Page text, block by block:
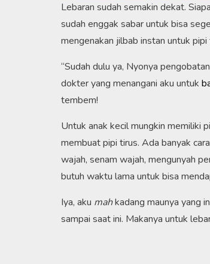
Lebaran sudah semakin dekat.
sudah enggak sabar untuk bisa
mengenakan jilbab instan untuk
“Sudah dulu ya, Nyonya
dokter yang menangani aku untuk
tembem!
Untuk anak kecil mungkin memiliki
membuat pipi tirus. Ada banyak
wajah, senam wajah, mengunyah
butuh waktu lama untuk bisa
Iya, aku mahkadang maunya yang
sampai saat ini. Makanya untuk